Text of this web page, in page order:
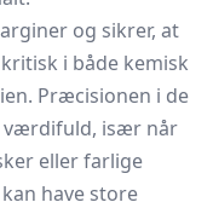
og sikrer, at
i både kemisk
Præcisionen i de
værdifuld, især når
eller farlige
have store